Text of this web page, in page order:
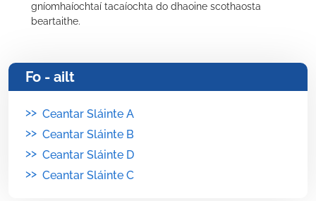
gníomhaíochtaí tacaíochta do dhaoine scothaosta
beartaithe.
Fo - ailt
>> Ceantar Sláinte A
>> Ceantar Sláinte B
>> Ceantar Sláinte D
>> Ceantar Sláinte C